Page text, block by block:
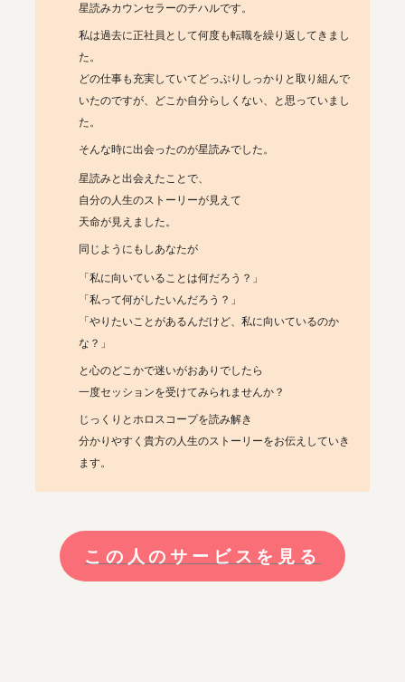
星読みカウンセラーのチハルです。
私は過去に正社員として何度も転職を繰り返してきまし
た。
どの仕事も充実していてどっぷりしっかりと取り組んで
いたのですが、どこか自分らしくない、と思っていまし
た。
そんな時に出会ったのが星読みでした。
星読みと出会えたことで、
自分の人生のストーリーが見えて
天命が見えました。
同じようにもしあなたが
「私に向いていることは何だろう？」
「私って何がしたいんだろう？」
「やりたいことがあるんだけど、私に向いているのか
な？」
と心のどこかで迷いがおありでしたら
一度セッションを受けてみられませんか？
じっくりとホロスコープを読み解き
分かりやすく貴方の人生のストーリーをお伝えしていき
ます。
この人のサービスを見る